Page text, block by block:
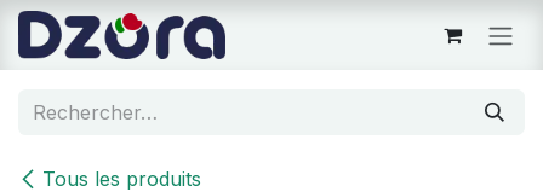
Se rendre au contenu
Tous les produits